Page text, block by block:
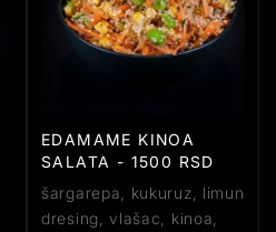
EDAMAME KINOA
SALATA - 1500 RSD
šargarepa, kukuruz, limun
dresing, vlašac, kinoa,